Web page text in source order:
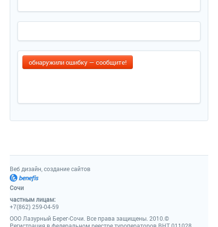
обнаружили ошибку — сообщите!
Веб дизайн, создание сайтов
Сочи
частным лицам:
+7(862) 259-04-59
ООО Лазурный Берег-Сочи. Все права защищены. 2010.©